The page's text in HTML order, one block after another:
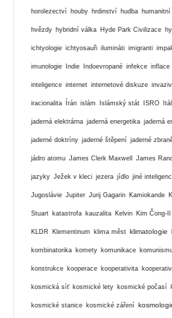
horolezectví houby hrdinství hudba
hvězdy hybridní válka Hyde Park Civilizace
ichtyologie ichtyosauři ilumináti imigranti
imunologie Indie Indoevropané infekce inflace
inteligence internet internetové diskuze
iracionalita Írán islám Islámský stát ISRO
jaderná elektrárna jaderná energetika jaderná
jaderné doktríny jaderné štěpení jaderné
jádro atomu James Clerk Maxwell James
jazyky Ježek v kleci jezera jídlo jiné
Jugoslávie Jupiter Jurij Gagarin Kamiokande
Stuart katastrofa kauzalita Kelvin Kim Čong-Il
KLDR Klementinum klima měst klimatologie
kombinatorika komety komunikace
konstrukce kooperace kooperativita
kosmická síť kosmické lety kosmické počasí
kosmické stanice kosmické záření